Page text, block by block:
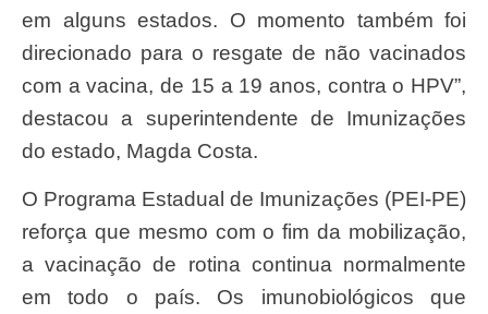
em alguns estados. O momento também foi
direcionado para o resgate de não vacinados
com a vacina, de 15 a 19 anos, contra o HPV”,
destacou a superintendente de Imunizações
do estado, Magda Costa.
O Programa Estadual de Imunizações (PEI-PE)
reforça que mesmo com o fim da mobilização,
a vacinação de rotina continua normalmente
em todo o país. Os imunobiológicos que